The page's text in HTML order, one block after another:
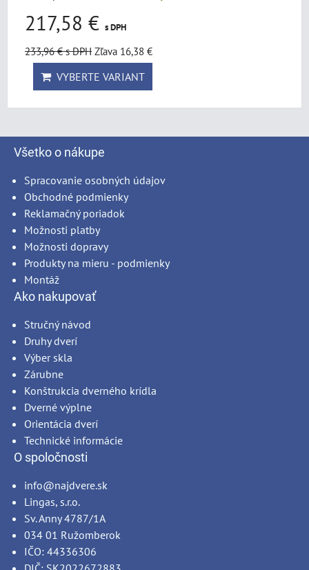
217,58 € s DPH
233,96 €s DPH Zľava 16,38 €
VYBERTE VARIANT
Všetko o nákupe
Spracovanie osobných údajov
Obchodné podmienky
Reklamačný poriadok
Možnosti platby
Možnosti dopravy
Produkty na mieru - podmienky
Montáž
Ako nakupovať
Stručný návod
Druhy dverí
Výber skla
Zárubne
Konštrukcia dverného krídla
Dverné výplne
Orientácia dverí
Technické informácie
O spoločnosti
info@najdvere.sk
Lingas, s.r.o.
Sv. Anny 4787/1A
034 01 Ružomberok
IČO: 44336306